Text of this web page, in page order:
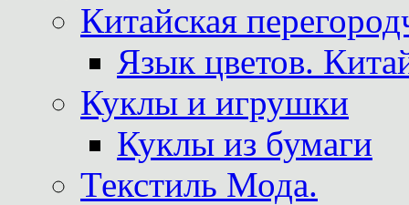
Китайская
Язык цветов.
Куклы и игрушки
Куклы из бумаги
Текстиль Мода.